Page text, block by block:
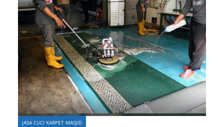
JASA CUCI KARPET MASJID